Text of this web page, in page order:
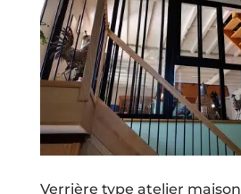
Verrière type atelier maison